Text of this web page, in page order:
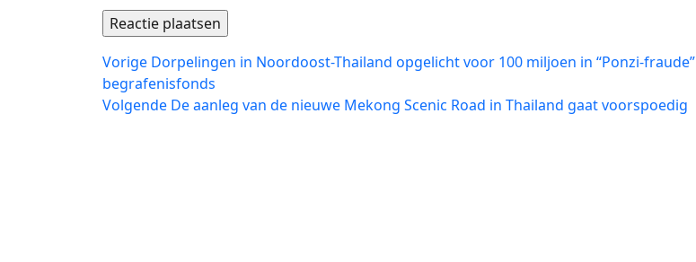
Bericht
navigatie
Vorige Vorig
bericht:
Dorpelingen in Noordoost-Thailand opgelicht voor 100 miljoen in “Ponzi-fraude”
begrafenisfonds
Volgende Volgend
De aanleg van de nieuwe Mekong Scenic Road in Thailand gaat voorspoedig